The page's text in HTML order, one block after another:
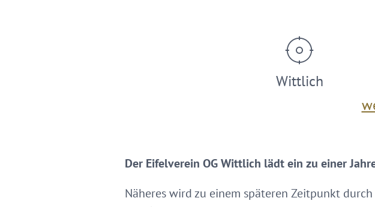
Wittlich
Der Eifelverein OG Wittlich lädt ein zu einer
Näheres wird zu einem späteren Zeitpunkt